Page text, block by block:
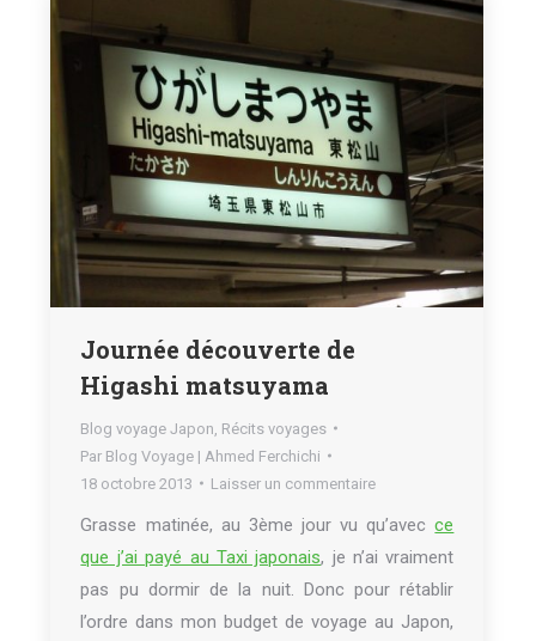
Journée découverte de
Higashi matsuyama
Blog voyage Japon Récits voyages
Par Blog Voyage | Ahmed Ferchichi
18 octobre 2013
Laisser un commentaire
Grasse matinée, au 3ème jour vu qu’avecce
que j’ai payé au Taxi japonais, je n’ai vraiment
pas pu dormir de la nuit. Donc pour rétablir
l’ordre dans mon budget de voyage au Japon,